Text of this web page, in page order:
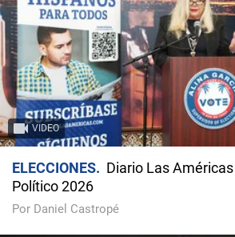
VIDEO
ELECCIONES
Diario Las
Político 2026
Por Daniel Castropé